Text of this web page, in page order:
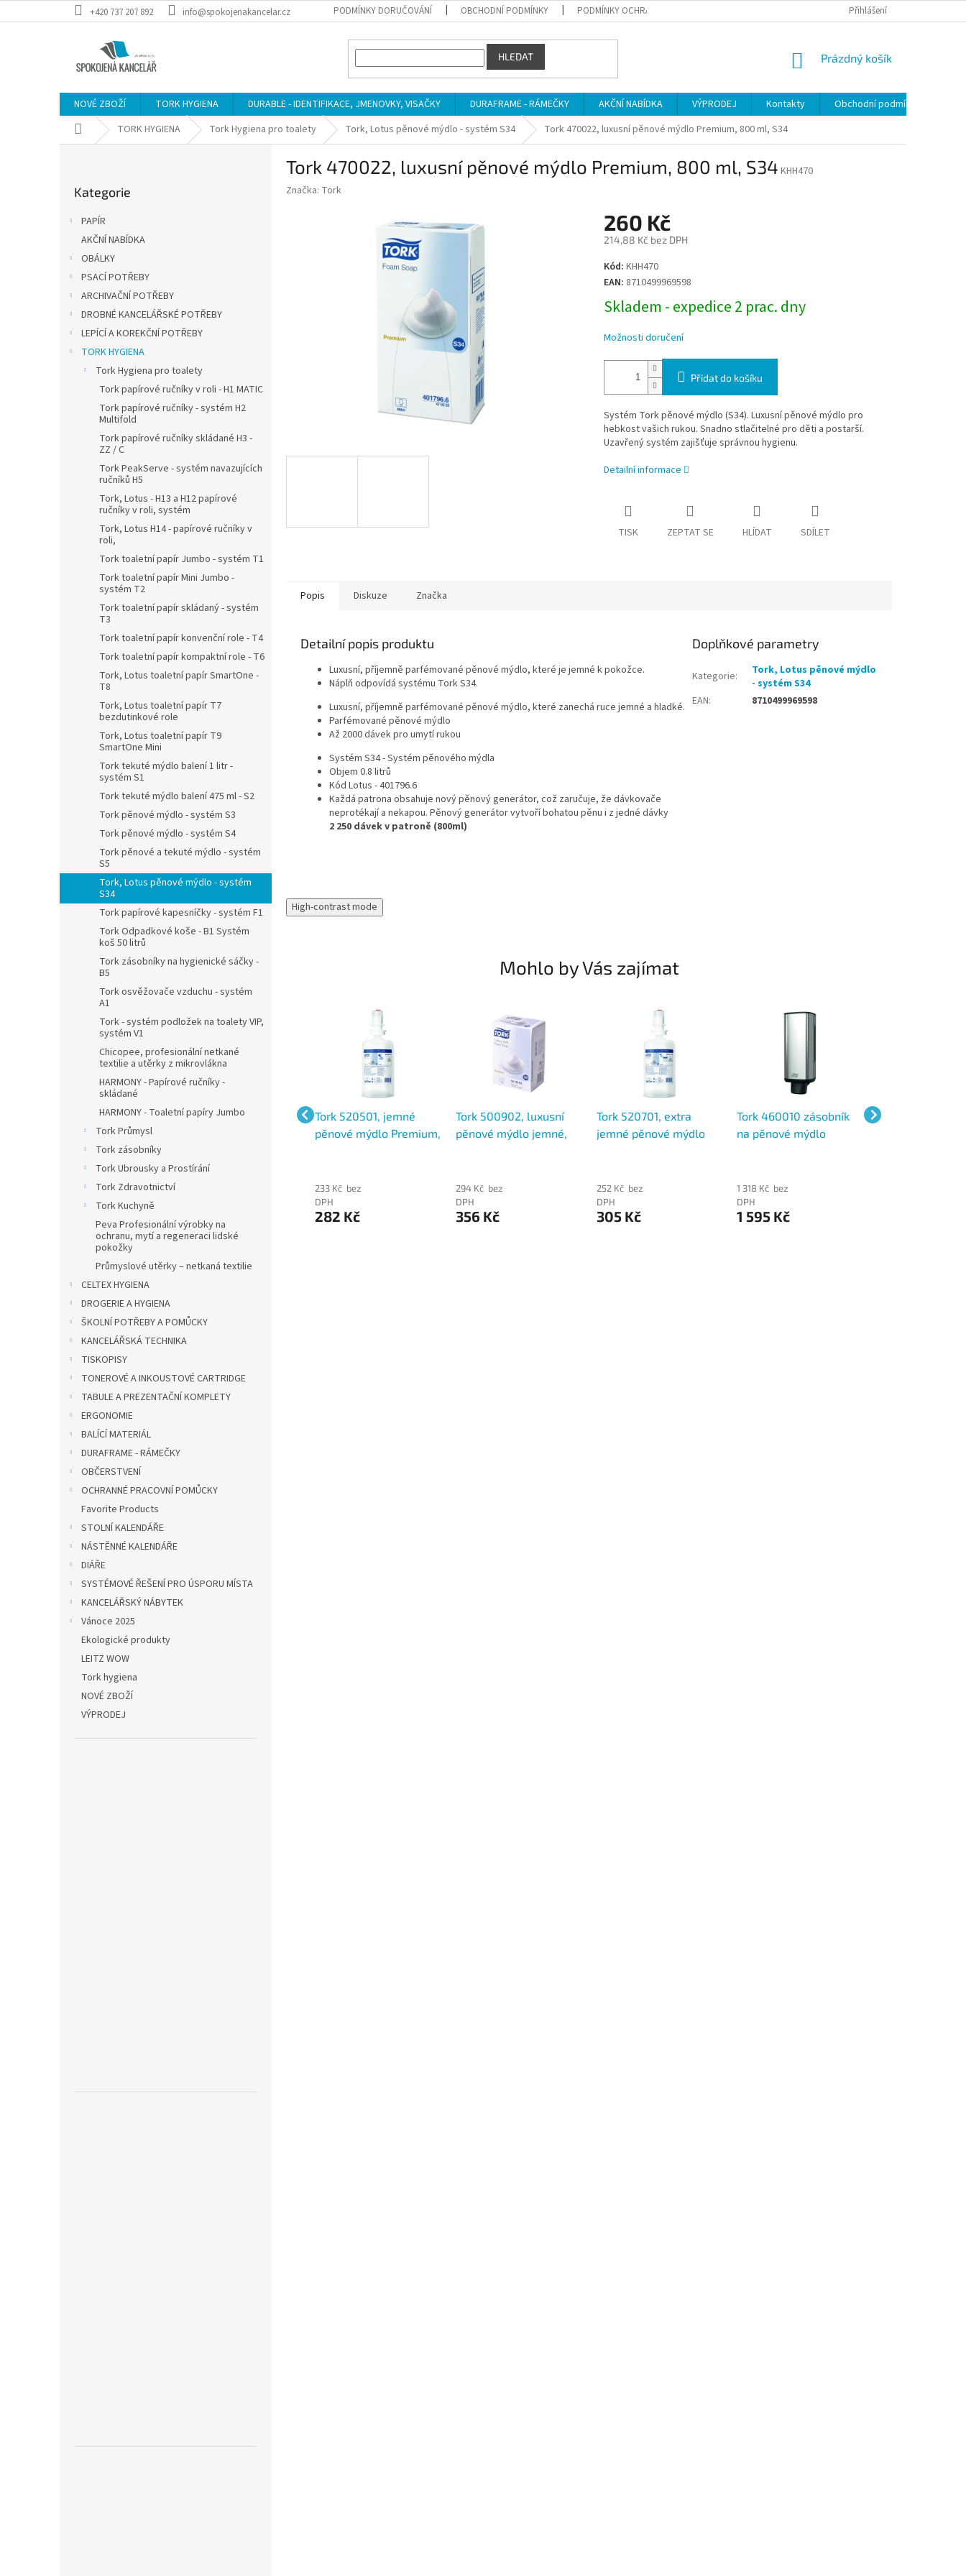
na
+420 737 207 892 info@spokojenakancelar.cz PODMÍNKY DORUČOVÁNÍ OBCHODNÍ PODMÍNKY PODMÍNKY OCHRANY OSOBNÍCH ÚDAJŮ Přihlášení
HLEDAT
NÁKUPNÍ
Prázdný košík
NOVÉ ZBOŽÍ TORK HYGIENA DURABLE - IDENTIFIKACE, JMENOVKY, VISAČKY DURAFRAME - RÁMEČKY AKČNÍ NABÍDKA VÝPRODEJ Kontakty
Obchodní podmínky
Domů TORK HYGIENA Tork Hygiena pro toalety Tork, Lotus pěnové mýdlo - systém S34 Tork 470022, luxusní pěnové mýdlo Premium, 800 ml, S34
kategorie
Kategorie
PAPÍR
AKČNÍ NABÍDKA
OBÁLKY
PSACÍ POTŘEBY
ARCHIVAČNÍ POTŘEBY
DROBNÉ KANCELÁŘSKÉ POTŘEBY
LEPÍCÍ A KOREKČNÍ POTŘEBY
TORK HYGIENA
Tork Hygiena pro toalety
Tork papírové ručníky v roli - H1 MATIC
Tork papírové ručníky - systém H2
Multifold
Tork papírové ručníky skládané H3 -
ZZ / C
Tork PeakServe - systém navazujících
ručníků H5
Tork, Lotus - H13 a H12 papírové
ručníky v roli, systém
Tork, Lotus H14 - papírové ručníky v
roli,
Tork toaletní papír Jumbo - systém T1
Tork toaletní papír Mini Jumbo -
systém T2
Tork toaletní papír skládaný - systém
T3
Tork toaletní papír konvenční role - T4
Tork toaletní papír kompaktní role - T6
Tork, Lotus toaletní papír SmartOne -
T8
Tork, Lotus toaletní papír T7
bezdutinkové role
Tork, Lotus toaletní papír T9
SmartOne Mini
Tork tekuté mýdlo balení 1 litr -
systém S1
Tork tekuté mýdlo balení 475 ml - S2
Tork pěnové mýdlo - systém S3
Tork pěnové mýdlo - systém S4
Tork pěnové a tekuté mýdlo - systém
S5
Tork, Lotus pěnové mýdlo - systém
S34
Tork papírové kapesníčky - systém F1
Tork Odpadkové koše - B1 Systém
koš 50 litrů
Tork zásobníky na hygienické sáčky -
B5
Tork osvěžovače vzduchu - systém
A1
Tork - systém podložek na toalety VIP,
systém V1
Chicopee, profesionální netkané
textilie a utěrky z mikrovlákna
HARMONY - Papírové ručníky -
skládané
HARMONY - Toaletní papíry Jumbo
Tork Průmysl
Tork zásobníky
Tork Ubrousky a Prostírání
Tork Zdravotnictví
Tork Kuchyně
Peva Profesionální výrobky na
ochranu, mytí a regeneraci lidské
pokožky
Průmyslové utěrky – netkaná textilie
CELTEX HYGIENA
DROGERIE A HYGIENA
ŠKOLNÍ POTŘEBY A POMŮCKY
KANCELÁŘSKÁ TECHNIKA
TISKOPISY
TONEROVÉ A INKOUSTOVÉ CARTRIDGE
TABULE A PREZENTAČNÍ KOMPLETY
ERGONOMIE
BALÍCÍ MATERIÁL
DURAFRAME - RÁMEČKY
OBČERSTVENÍ
OCHRANNÉ PRACOVNÍ POMŮCKY
Favorite Products
STOLNÍ KALENDÁŘE
NÁSTĚNNÉ KALENDÁŘE
DIÁŘE
SYSTÉMOVÉ ŘEŠENÍ PRO ÚSPORU MÍSTA
KANCELÁŘSKÝ NÁBYTEK
Vánoce 2025
Ekologické produkty
LEITZ WOW
Tork hygiena
NOVÉ ZBOŽÍ
VÝPRODEJ
Tork 470022, luxusní pěnové mýdlo Premium, 800 ml, S34 KHH470
Značka: Tork
260 Kč
214,88 Kč bez DPH
Měrná
cena:
Kód: KHH470
EAN: 8710499969598
Skladem - expedice 2 prac. dny
Možnosti doručení
Přidat do košíku
Systém Tork pěnové mýdlo (S34). Luxusní pěnové mýdlo pro
hebkost vašich rukou. Snadno stlačitelné pro děti a postarší.
Uzavřený systém zajišťuje správnou hygienu.
Detailní informace
TISK ZEPTAT SE HLÍDAT SDÍLET
Popis Diskuze Značka
Detailní popis produktu
Luxusní, příjemně parfémované pěnové mýdlo, které je jemné k pokožce.
Náplň odpovídá systému Tork S34.
Luxusní, příjemně parfémované pěnové mýdlo, které zanechá ruce jemné a hladké.
Parfémované pěnové mýdlo
Až 2000 dávek pro umytí rukou
Systém S34 - Systém pěnového mýdla
Objem 0.8 litrů
Kód Lotus - 401796.6
Každá patrona obsahuje nový pěnový generátor, což zaručuje, že dávkovače
neprotékají a nekapou. Pěnový generátor vytvoří bohatou pěnu i z jedné dávky
2 250 dávek v patroně (800ml)
Doplňkové parametry
Kategorie:
Tork, Lotus pěnové mýdlo
- systém S34
EAN: 8710499969598
High-contrast mode
Mohlo by Vás zajímat
Tork 520201, jemné
pěnové mýdlo Premium
Clarity, 1 litr - 2500
Tork 565200 zásobník
693 Kč bez
839 Kč
Tork 520501, jemné
pěnové mýdlo Premium,
233 Kč bez
DPH
282 Kč
Tork 500902, luxusní
pěnové mýdlo jemné,
294 Kč bez
DPH
356 Kč
Tork 520701, extra
jemné pěnové mýdlo
252 Kč bez
DPH
305 Kč
Tork 460010 zásobník
na pěnové mýdlo
1 318 Kč bez
DPH
1 595 Kč
Tork 524901,